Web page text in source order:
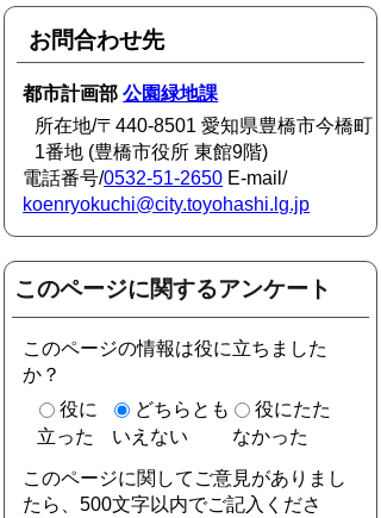
お問合わせ先
都市計画部公園緑地課
所在地/〒440-8501 愛知県豊橋市今橋町
1番地 (豊橋市役所 東館9階)
電話番号/0532-51-2650 E-mail/
koenryokuchi@city.toyohashi.lg.jp
このページに関するアンケート
このページの情報は役に立ちました
か？
役に
立った
どちらとも
いえない
役にたた
なかった
このページに関してご意見がありまし
たら、500文字以内でご記入くださ